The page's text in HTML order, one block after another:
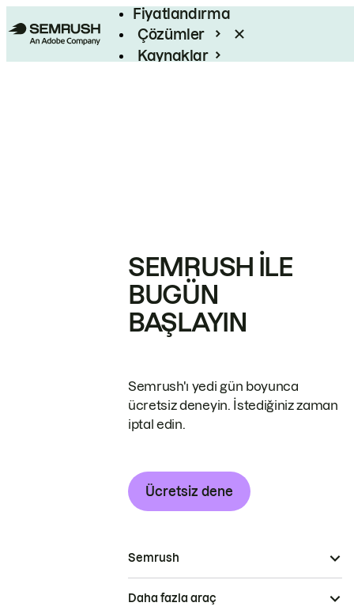
Fiyatlandırma
Çözümler
Kaynaklar
SEMRUSH ILE
BUGÜN
BAŞLAYIN
Semrush'ı yedi gün boyunca
ücretsiz deneyin. İstediğiniz zaman
iptal edin.
Ücretsiz dene
Semrush
Daha fazla araç